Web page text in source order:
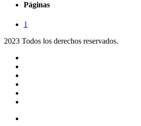
Páginas
1
2023 Todos los derechos reservados.